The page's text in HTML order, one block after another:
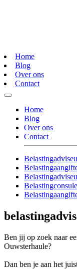
Home
Blog
Over ons
Contact
Home
Blog
Over ons
Contact
Ben jij op zoek naar
Ouwsterhaule?
Dan ben je aan het